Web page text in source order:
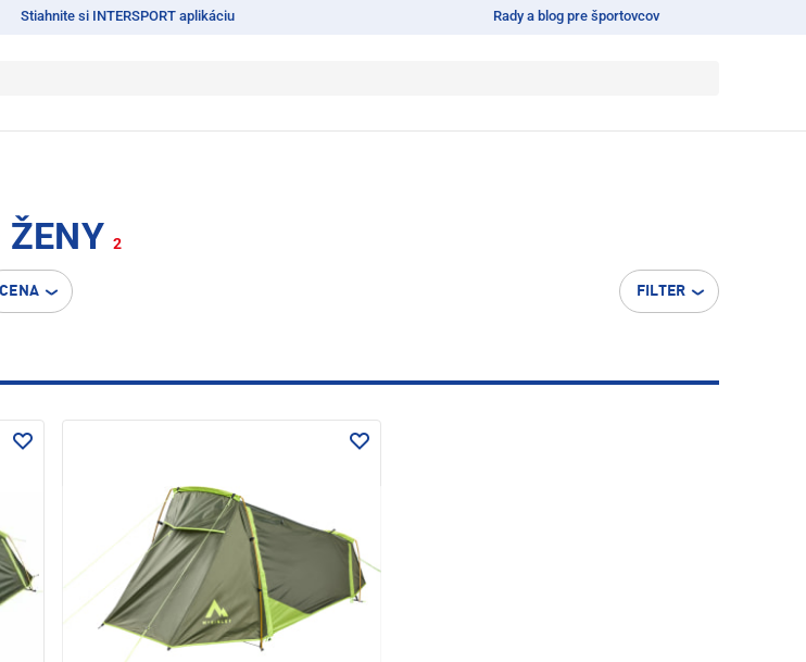
Stiahnite si INTERSPORT aplikáciu Rady a blog pre športovcov
ŽENY 2
CENA FILTER